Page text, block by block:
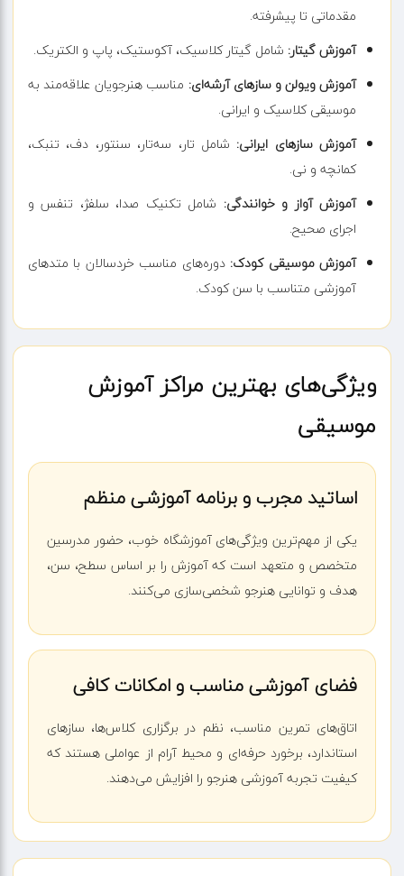
مقدماتی تا پیشرفته.
آموزش گیتار: شامل گیتار کلاسیک، آکوستیک، پاپ و الکتریک.
آموزش ویولن و سازهای آرشه‌ای: مناسب هنرجویان علاقه‌مند به
موسیقی کلاسیک و ایرانی.
آموزش سازهای ایرانی: شامل تار، سه‌تار، سنتور، دف، تنبک،
کمانچه و نی.
آموزش آواز و خوانندگی: شامل تکنیک صدا، سلفژ، تنفس و
اجرای صحیح.
آموزش موسیقی کودک: دوره‌های مناسب خردسالان با متدهای
آموزشی متناسب با سن کودک.
ویژگی‌های بهترین مراکز آموزش
موسیقی
اساتید مجرب و برنامه آموزشی منظم
یکی از مهم‌ترین ویژگی‌های آموزشگاه خوب، حضور مدرسین
متخصص و متعهد است که آموزش را بر اساس سطح، سن،
هدف و توانایی هنرجو شخصی‌سازی می‌کنند.
فضای آموزشی مناسب و امکانات کافی
اتاق‌های تمرین مناسب، نظم در برگزاری کلاس‌ها، سازهای
استاندارد، برخورد حرفه‌ای و محیط آرام از عواملی هستند که
کیفیت تجربه آموزشی هنرجو را افزایش می‌دهند.